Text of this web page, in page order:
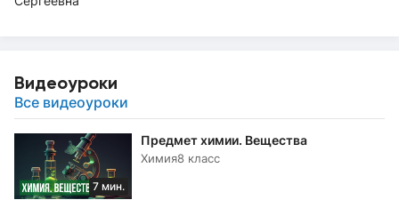
Видеоуроки
Все видеоуроки
7 мин.
Предмет химии. Вещества
Химия8 класс